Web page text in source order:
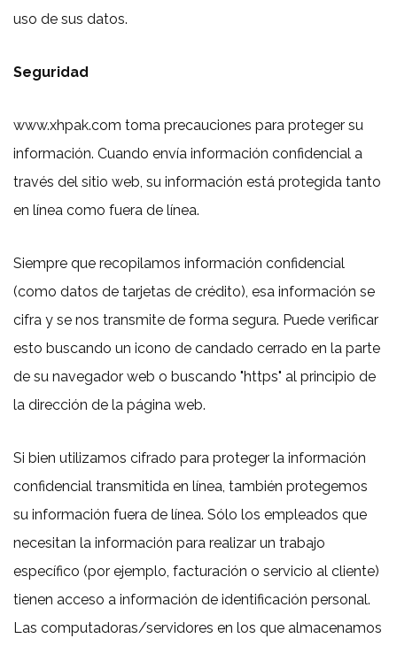
uso de sus datos.
Seguridad
www.xhpak.com toma precauciones para proteger su
información. Cuando envía información confidencial a
través del sitio web, su información está protegida tanto
en línea como fuera de línea.
Siempre que recopilamos información confidencial
(como datos de tarjetas de crédito), esa información se
cifra y se nos transmite de forma segura. Puede verificar
esto buscando un icono de candado cerrado en la parte
de su navegador web o buscando "https" al principio de
la dirección de la página web.
Si bien utilizamos cifrado para proteger la información
confidencial transmitida en línea, también protegemos
su información fuera de línea. Sólo los empleados que
necesitan la información para realizar un trabajo
específico (por ejemplo, facturación o servicio al cliente)
tienen acceso a información de identificación personal.
Las computadoras/servidores en los que almacenamos